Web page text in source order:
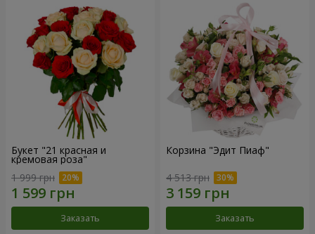
Букет "21 красная и
кремовая роза"
1 999 грн
Заказать
Корзина "Эдит Пиаф"
4 513 грн
Заказать